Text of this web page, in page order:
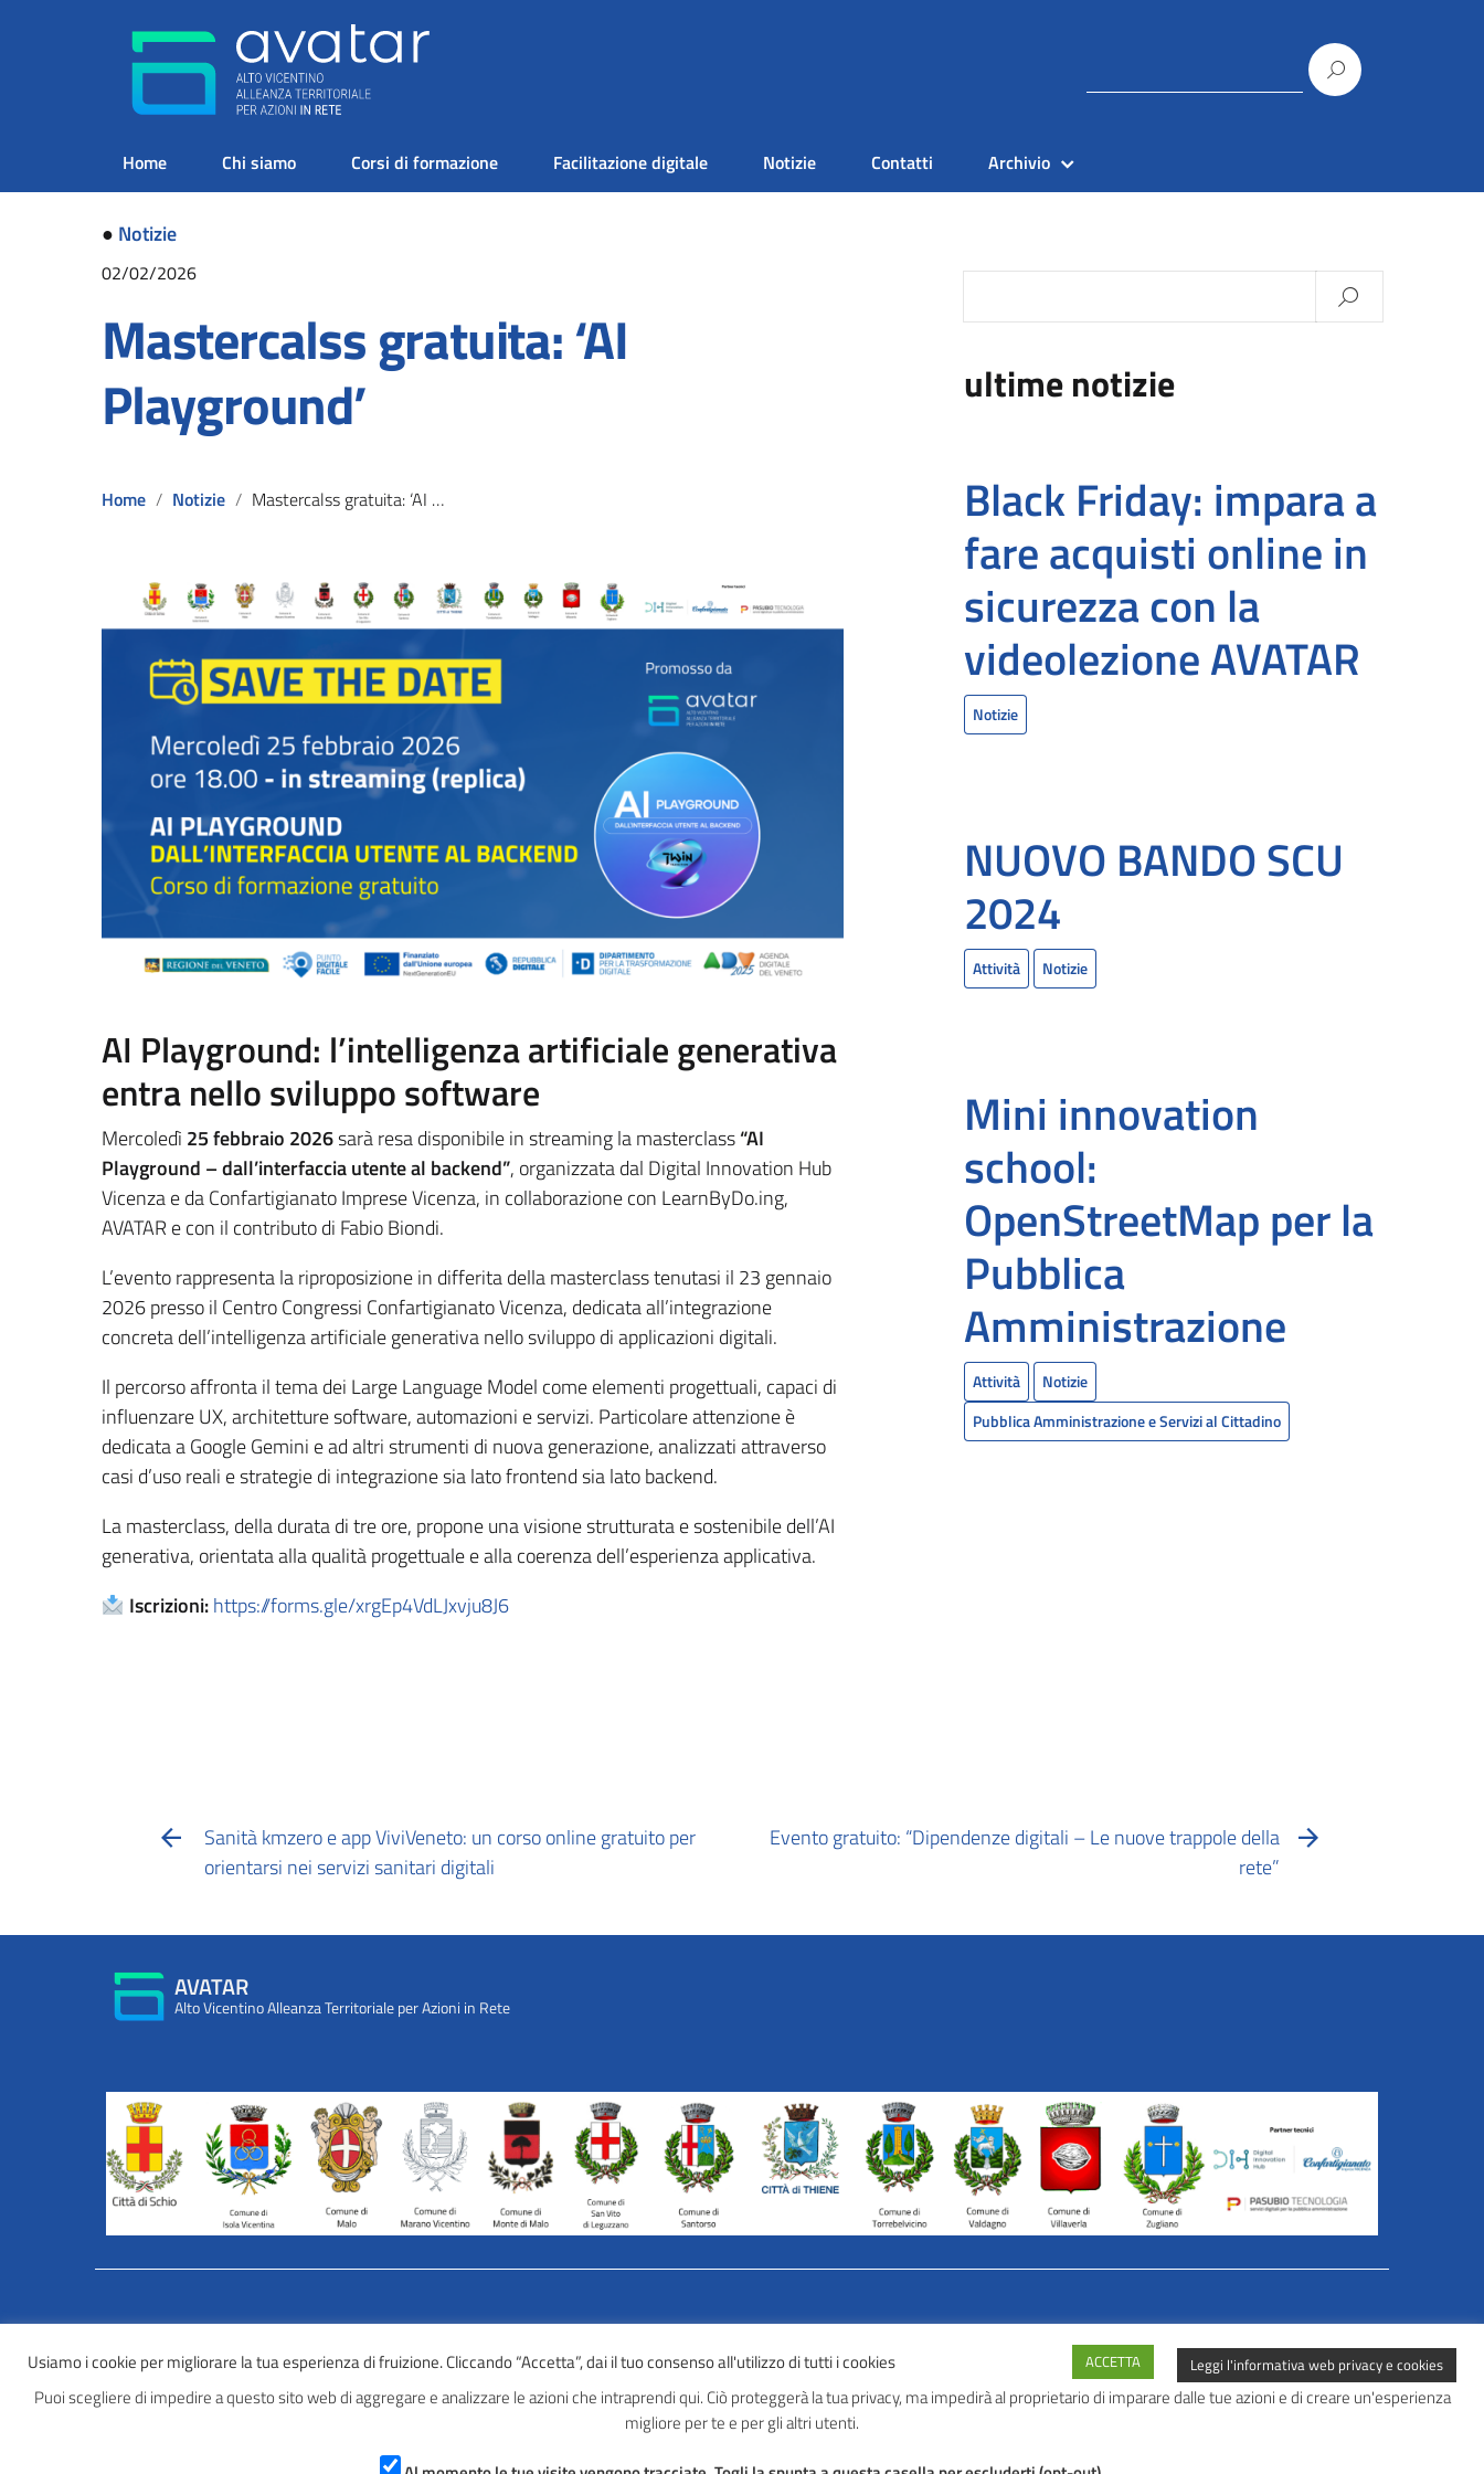
Home Chi siamo Corsi di formazione Facilitazione digitale Notizie Contatti Archivio
● Notizie
02/02/2026
Mastercalss gratuita: ‘AI
Playground’
Home Notizie Mastercalss gratuita: ‘AI Playground’
AI Playground: l’intelligenza artificiale generativa
entra nello sviluppo software
Mercoledì 25 febbraio 2026sarà resa disponibile in streaming la masterclass“AI
Playground – dall’interfaccia utente al backend”, organizzata dal Digital Innovation Hub
Vicenza e da Confartigianato Imprese Vicenza, in collaborazione con LearnByDo.ing,
AVATAR e con il contributo di Fabio Biondi.
L’evento rappresenta la riproposizione in differita della masterclass tenutasi il 23 gennaio
2026 presso il Centro Congressi Confartigianato Vicenza, dedicata all’integrazione
concreta dell’intelligenza artificiale generativa nello sviluppo di applicazioni digitali.
Il percorso affronta il tema dei Large Language Model come elementi progettuali, capaci di
influenzare UX, architetture software, automazioni e servizi. Particolare attenzione è
dedicata a Google Gemini e ad altri strumenti di nuova generazione, analizzati attraverso
casi d’uso reali e strategie di integrazione sia lato frontend sia lato backend.
La masterclass, della durata di tre ore, propone una visione strutturata e sostenibile dell’AI
generativa, orientata alla qualità progettuale e alla coerenza dell’esperienza applicativa.
Iscrizioni: https://forms.gle/xrgEp4VdLJxvju8J6
ultime notizie
Black Friday: impara a
fare acquisti online in
sicurezza con la
videolezione AVATAR
Notizie
NUOVO BANDO SCU
2024
Attività Notizie
Mini innovation
school:
OpenStreetMap per la
Pubblica
Amministrazione
Attività
Notizie
Pubblica Amministrazione e Servizi al Cittadino
Sanità kmzero e app ViviVeneto: un corso online gratuito per
orientarsi nei servizi sanitari digitali
Evento gratuito: “Dipendenze digitali – Le nuove trappole della
rete”
AVATAR
Alto Vicentino Alleanza Territoriale per Azioni in Rete
Privacy e cookies
Informazioni sulla privacy
Comunicazioni e modalità trasparenti per l’esercizio dei diritti dell’interessato
AVATAR – Alleanza Territoriale per Azioni in Rete
Tel: 0445 691 472
Mail:info@avatarlab.it
Seguici:
Instagram
Usiamo i cookie per migliorare la tua esperienza di fruizione. Cliccando “Accetta”, dai il tuo consenso all'utilizzo di tutti i cookies ACCETTA Leggi l'informativa web privacy e cookies
Puoi scegliere di impedire a questo sito web di aggregare e analizzare le azioni che intraprendi qui. Ciò proteggerà la tua privacy, ma impedirà al proprietario di imparare dalle tue azioni e di creare un'esperienza
migliore per te e per gli altri utenti.